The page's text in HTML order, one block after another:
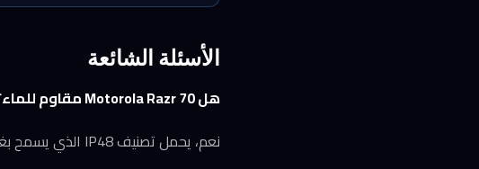
الأسئلة الشائعة
هل Motorola Razr 70 مقاوم للماء؟
نعم، يحمل تصنيف IP48 الذي يسمح بغمره حتى 1.5 متر لمدة 30 دقيقة في المياه العذبة، مع مقاومة محدودة للغبار.